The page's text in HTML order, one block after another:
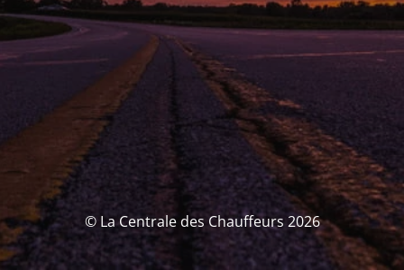
© La Centrale des Chauffeurs 2026